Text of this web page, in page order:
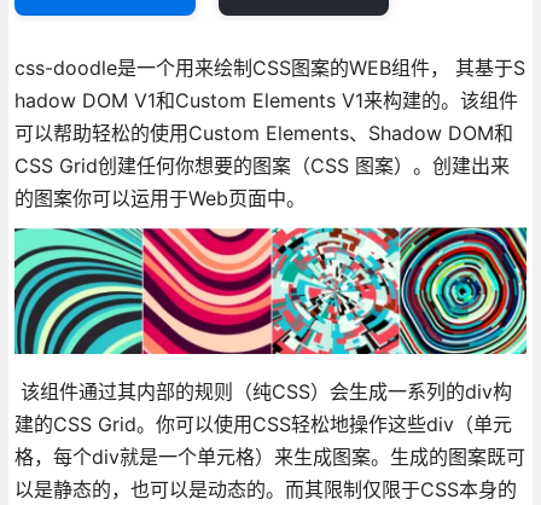
css-doodle是一个用来绘制CSS图案的WEB组件， 其基于S
hadow DOM V1和Custom Elements V1来构建的。该组件
可以帮助轻松的使用Custom Elements、Shadow DOM和
CSS Grid创建任何你想要的图案（CSS 图案）。创建出来
的图案你可以运用于Web页面中。
该组件通过其内部的规则（纯CSS）会生成一系列的div构
建的CSS Grid。你可以使用CSS轻松地操作这些div（单元
格，每个div就是一个单元格）来生成图案。生成的图案既可
以是静态的，也可以是动态的。而其限制仅限于CSS本身的